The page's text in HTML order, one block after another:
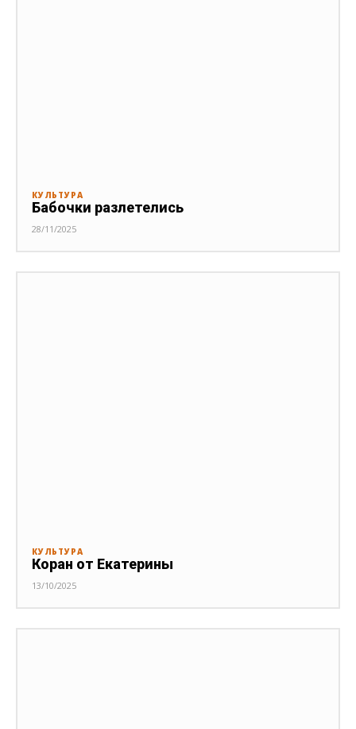
КУЛЬТУРА
Бабочки разлетелись
28/11/2025
КУЛЬТУРА
Коран от Екатерины
13/10/2025